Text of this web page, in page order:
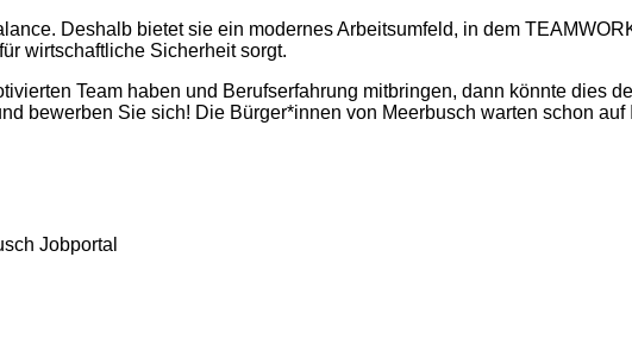
Deshalb bietet sie ein modernes Arbeitsumfeld, in dem
wirtschaftliche Sicherheit sorgt.
Team haben und Berufserfahrung mitbringen, dann könnte dies
bewerben Sie sich! Die Bürger*innen von Meerbusch warten schon auf
Jobportal